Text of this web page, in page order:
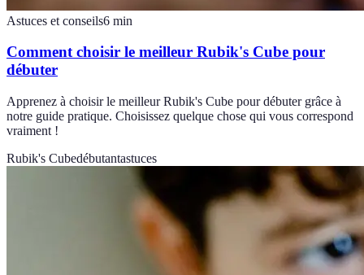
Astuces et conseils6 min
Comment choisir le meilleur Rubik's Cube pour
débuter
Apprenez à choisir le meilleur Rubik's Cube pour débuter grâce à
notre guide pratique. Choisissez quelque chose qui vous correspond
vraiment !
Rubik's Cubedébutantastuces